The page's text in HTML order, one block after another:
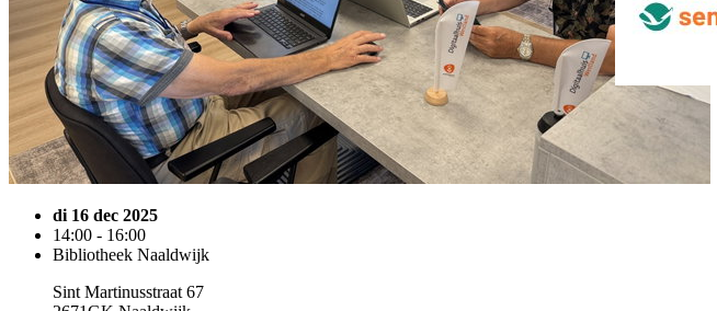
di 16 dec 2025
14:00 - 16:00
Bibliotheek Naaldwijk
Sint Martinusstraat 67